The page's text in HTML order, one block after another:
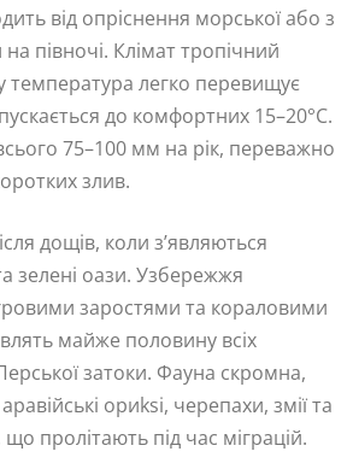
від опріснення морської або з
півночі. Клімат тропічний
температура легко перевищує
до комфортних 15–20°C.
75–100 мм на рік, переважно
злив.
дощів, коли з’являються
зелені оази. Узбережжя
заростями та кораловими
майже половину всіх
затоки. Фауна скромна,
ориksi, черепахи, змії та
що пролітають під час міграцій.